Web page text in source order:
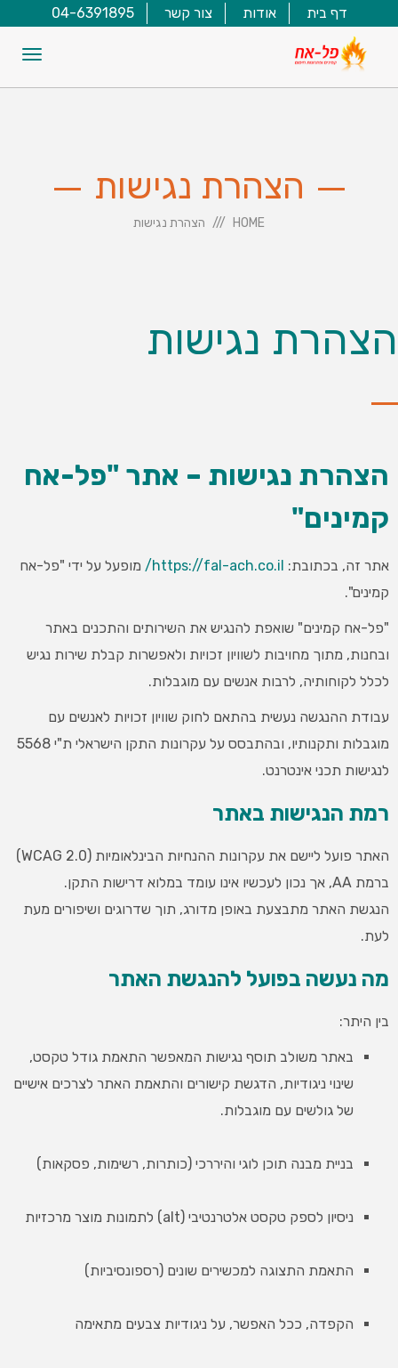
דף בית אודות צור קשר 04-6391895
הצהרת נגישות
HOME הצהרת נגישות
הצהרת נגישות
הצהרת נגישות – אתר "פל-אח
קמינים"
אתר זה, בכתובת: https://fal-ach.co.il/
מופעל על ידי "פל-אח
קמינים".
"פל-אח קמינים" שואפת להנגיש את השירותים והתכנים באתר
ובחנות, מתוך מחויבות לשוויון זכויות ולאפשרות קבלת שירות נגיש
לכלל לקוחותיה, לרבות אנשים עם מוגבלות.
עבודת ההנגשה נעשית בהתאם לחוק שוויון זכויות לאנשים עם
מוגבלות ותקנותיו, ובהתבסס על עקרונות התקן הישראלי ת"י 5568
לנגישות תכני אינטרנט.
רמת הנגישות באתר
האתר פועל ליישם את עקרונות ההנחיות הבינלאומיות (WCAG 2.0)
ברמת AA, אך נכון לעכשיו אינו עומד במלוא דרישות התקן.
הנגשת האתר מתבצעת באופן מדורג, תוך שדרוגים ושיפורים מעת
לעת.
מה נעשה בפועל להנגשת האתר
בין היתר:
באתר משולב תוסף נגישות המאפשר התאמת גודל טקסט,
שינוי ניגודיות, הדגשת קישורים והתאמת האתר לצרכים אישיים
של גולשים עם מוגבלות.
בניית מבנה תוכן לוגי והיררכי (כותרות, רשימות, פסקאות)
ניסיון לספק טקסט אלטרנטיבי (alt) לתמונות מוצר מרכזיות
התאמת התצוגה למכשירים שונים (רספונסיביות)
הקפדה, ככל האפשר, על ניגודיות צבעים מתאימה